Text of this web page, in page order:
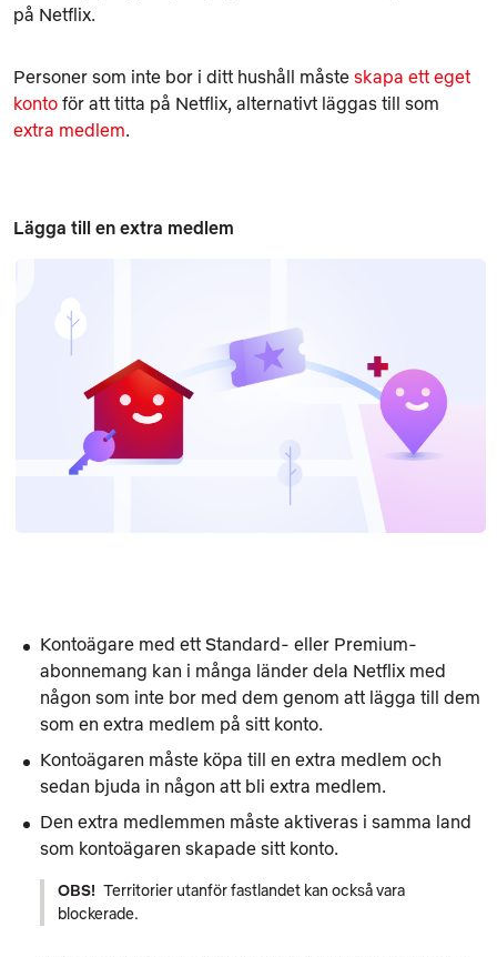
på Netflix.
Personer som inte bor i ditt hushåll måste skapa ett eget
konto för att titta på Netflix, alternativt läggas till som
extra medlem.
Lägga till en extra medlem
Kontoägare med ett Standard- eller Premium-
abonnemang kan i många länder dela Netflix med
någon som inte bor med dem genom att lägga till dem
som en extra medlem på sitt konto.
Kontoägaren måste köpa till en extra medlem och
sedan bjuda in någon att bli extra medlem.
Den extra medlemmen måste aktiveras i samma land
som kontoägaren skapade sitt konto.
OBS! Territorier utanför fastlandet kan också vara
blockerade.